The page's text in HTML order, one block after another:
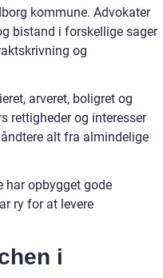
kommune. Advokater
bistand i forskellige sager
og
arveret, boligret og
rettigheder og interesser
alt fra almindelige
har opbygget gode
ry for at levere
i